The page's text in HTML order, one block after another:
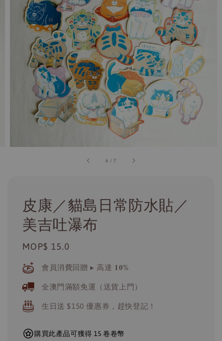
6 / 7
皮康／貓島日常防水貼／
美吉吐瀑布
Regular
price
MOP$ 15.0
會員消費回贈 ▸ 高達 𝟏𝟎%
全澳門滿額免運（送貨上門）
生日送 $150 優惠券，趕快登記！
購買此產品可獲得 15 卷卷幣